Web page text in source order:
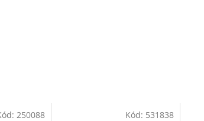
250088 Kód: 531838